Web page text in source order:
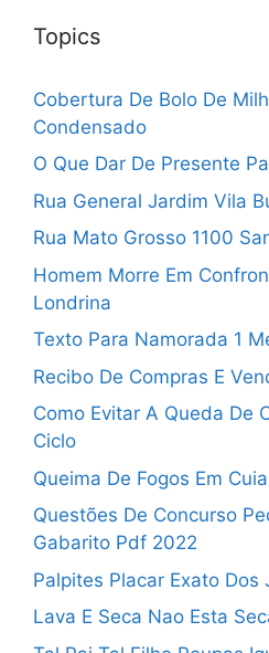
Topics
Cobertura De Bolo De
Condensado
O Que Dar De Presente
Rua General Jardim Vila
Rua Mato Grosso 1100
Homem Morre Em
Londrina
Texto Para Namorada 1
Recibo De Compras E
Como Evitar A Queda De
Ciclo
Queima De Fogos Em
Questões De Concurso
Gabarito Pdf 2022
Palpites Placar Exato Dos
Lava E Seca Nao Esta